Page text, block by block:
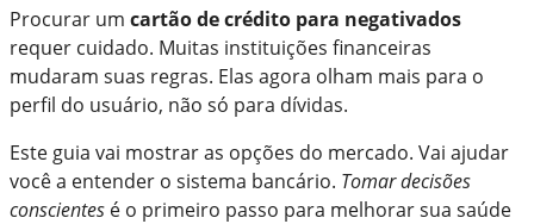
Procurar um cartão de crédito para negativados
requer cuidado. Muitas instituições financeiras
mudaram suas regras. Elas agora olham mais para o
perfil do usuário, não só para dívidas.
Este guia vai mostrar as opções do mercado. Vai ajudar
você a entender o sistema bancário. Tomar decisões
conscientes é o primeiro passo para melhorar sua saúde